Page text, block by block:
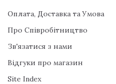
Оплата, Доставка та Умова
Про Співробітництво
Зв'язатися з нами
Відгуки про магазин
Site Index